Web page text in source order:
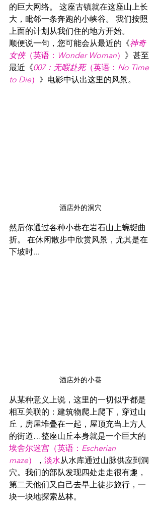
的巨大网络。 这座古镇就在这座山上长
大，毗邻一条奔跑的小峡谷。 我们按照
上面的计划从我们住的地方开始。
顺便说一句，您可能会从最近的《神奇
女侠（英语： Wonder Woman） 》甚至
最近《007：无暇赴死（英语： No Time
to Die） 》电影中认出这里的风景。
酒店外的洞穴
然后你通过各种小巷在岩石山上蜿蜒曲
折。 在休闲散步中欣赏风景，尤其是在
下坡时...
酒店外的小巷
从某种意义上说，这里的一切似乎都是
相互关联的：建筑物爬上爬下，穿过山
丘，房屋堆叠在一起，屋顶充当上方人
的街道…整座山丘本身就是一个巨大的
埃舍尔迷宫（英语： Escherian
maze） ， 淡水从水库通过山脉供应到洞
穴。我们的部队发现四处走走很有趣，
第二天他们又自己去早上徒步旅行，一
块一块地探索丛林。